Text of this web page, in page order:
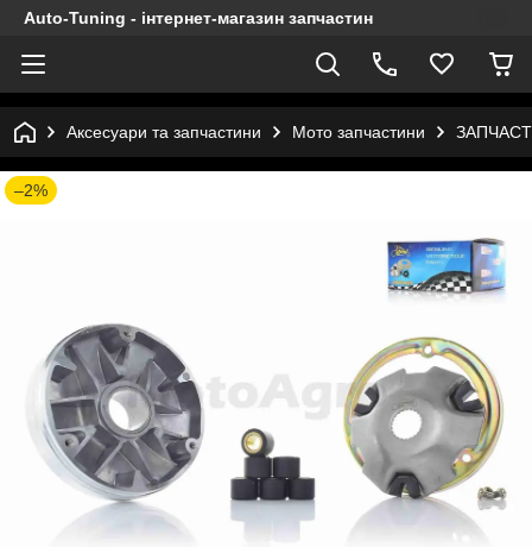
Auto-Tuning - інтернет-магазин запчастин
Аксесуари та запчастини Мото запчастини
–2%